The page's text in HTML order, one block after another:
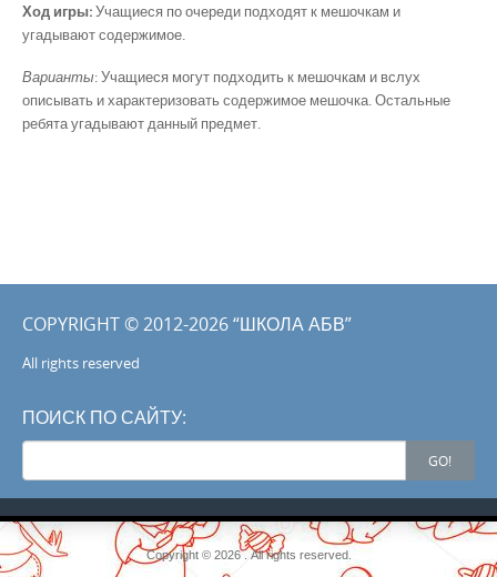
Ход игры:Учащиеся по очереди подходят к мешочкам и
угадывают содержимое.
Варианты: Учащиеся могут подходить к мешочкам и вслух
описывать и характеризовать содержимое мешочка. Остальные
ребята угадывают данный предмет.
COPYRIGHT © 2012-2026 “ШКОЛА АБВ”
All rights reserved
ПОИСК ПО САЙТУ:
Search
for:
GO!
Copyright © 2026 . All rights reserved.